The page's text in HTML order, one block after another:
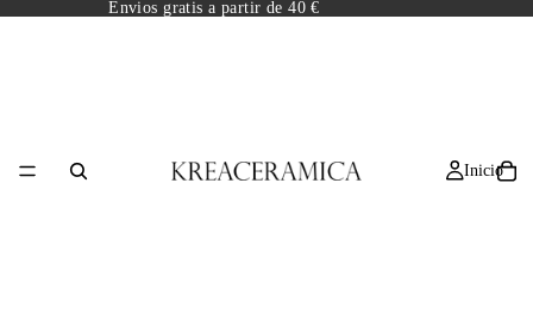
Envios gratis a partir de 40 €
Inicio